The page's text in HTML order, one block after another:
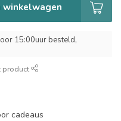
winkelwagen
15:00uur besteld,
product
cadeaus